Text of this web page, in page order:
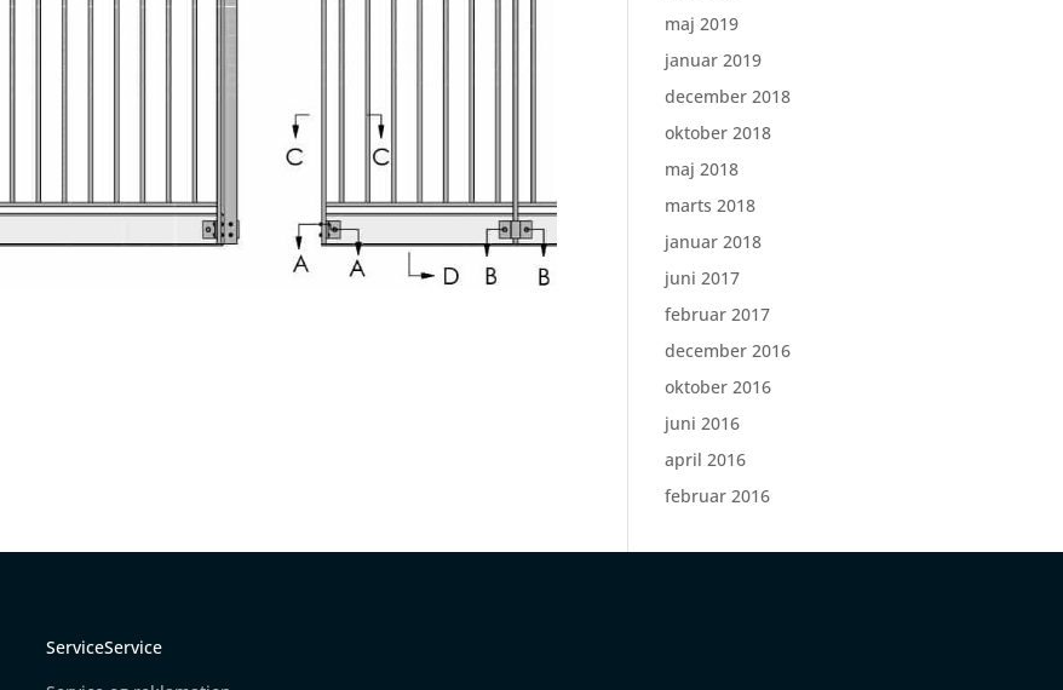
maj 2019
januar 2019
december 2018
oktober 2018
maj 2018
marts 2018
januar 2018
juni 2017
februar 2017
december 2016
oktober 2016
juni 2016
april 2016
februar 2016
ServiceService